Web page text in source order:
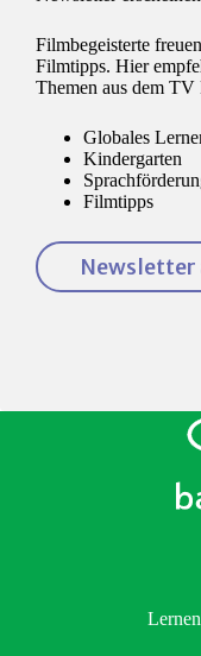
Filmbegeisterte
Filmtipps. Hier
Themen aus dem
Globales
Kindergarten
Filmtipps
Newsletter